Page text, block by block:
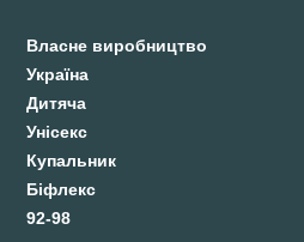
Власне виробництво
Україна
Дитяча
Унісекс
Купальник
Біфлекс
92-98